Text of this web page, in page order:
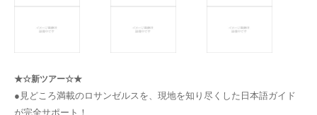
★☆新ツアー☆★
●見どころ満載のロサンゼルスを、現地を知り尽くした日本語ガイド
が完全サポート！